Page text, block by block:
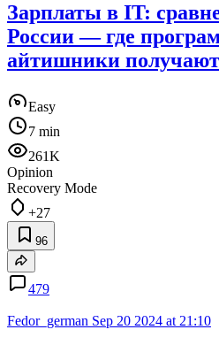
Зарплаты в IT:
России — где
айтишники
Easy
7 min
261K
Opinion
Recovery Mode
+27
96
479
Fedor_german Sep 20 2024 at 21:10